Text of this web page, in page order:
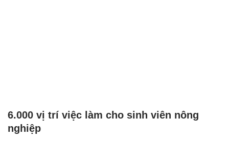
6.000 vị trí việc làm cho sinh viên nông
nghiệp